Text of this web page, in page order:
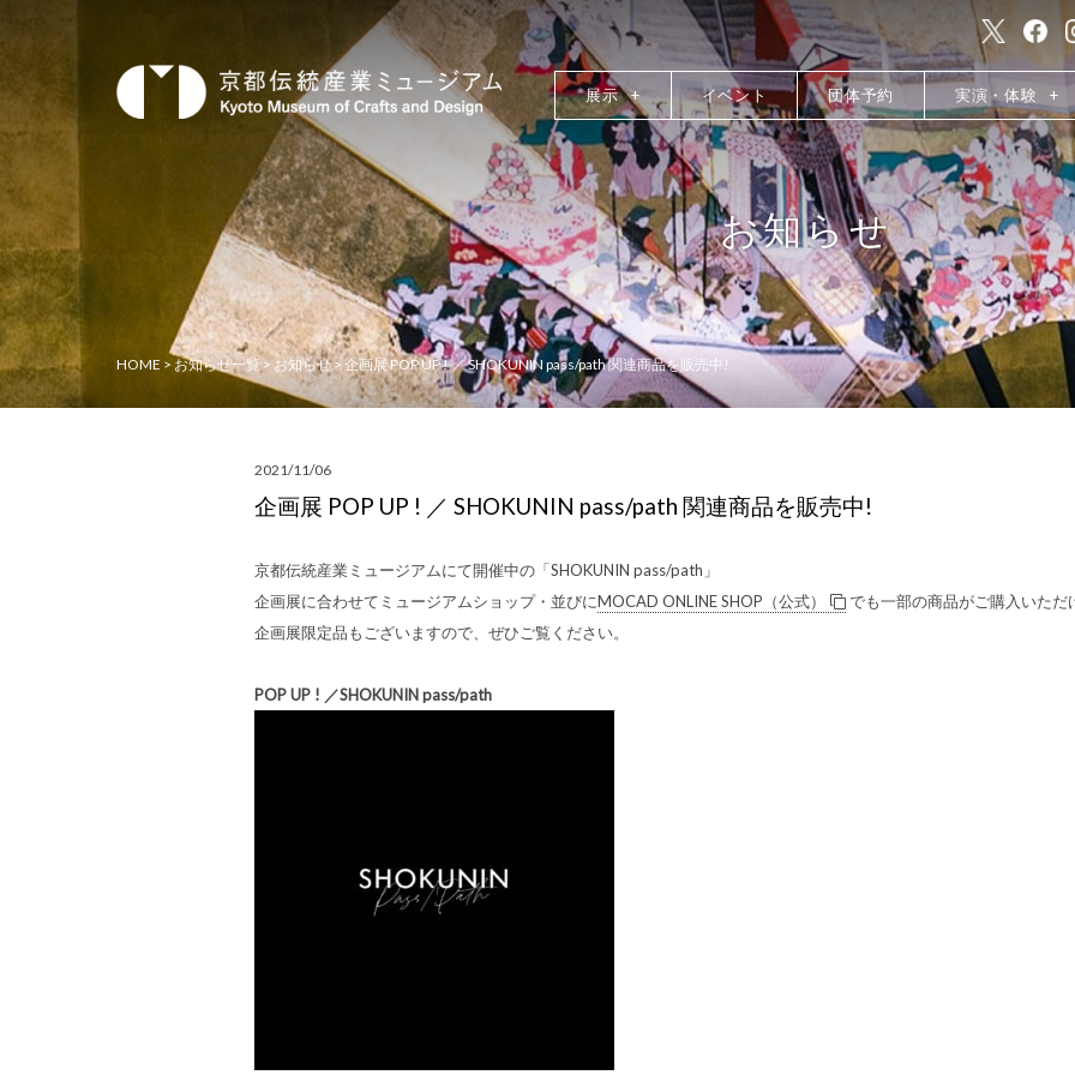
展示 イベント 団体予約 実演・体験
お知らせ
HOME > お知らせ一覧 > お知らせ> 企画展 POP UP ! ／ SHOKUNIN pass/path 関連商品を販売中!
2021/11/06
企画展 POP UP ! ／ SHOKUNIN pass/path 関連商品を販売中!
京都伝統産業ミュージアムにて開催中の「SHOKUNIN pass/path」
企画展に合わせてミュージアムショップ・並びにMOCAD ONLINE SHOP（公式）
でも一部の商品がご購入いただ
企画展限定品もございますので、ぜひご覧ください。
POP UP ! ／SHOKUNIN pass/path